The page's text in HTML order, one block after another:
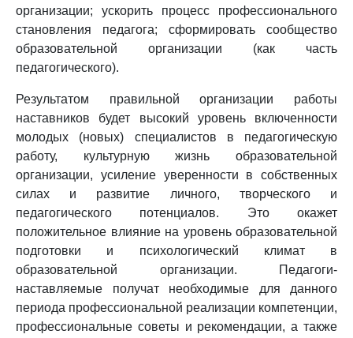
организации; ускорить процесс профессионального
становления педагога; сформировать сообщество
образовательной организации (как часть
педагогического).
Результатом правильной организации работы
наставников будет высокий уровень включенности
молодых (новых) специалистов в педагогическую
работу, культурную жизнь образовательной
организации, усиление уверенности в собственных
силах и развитие личного, творческого и
педагогического потенциалов. Это окажет
положительное влияние на уровень образовательной
подготовки и психологический климат в
образовательной организации. Педагоги-
наставляемые получат необходимые для данного
периода профессиональной реализации компетенции,
профессиональные советы и рекомендации, а также